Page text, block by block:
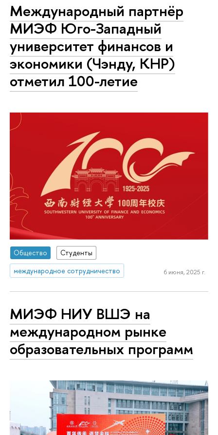
Международный партнёр
МИЭФ Юго-Западный
университет финансов и
экономики (Чэнду, КНР)
отметил 100-летие
Общество
Студенты
международное сотрудничество
6 июня, 2025 г.
МИЭФ НИУ ВШЭ на
международном рынке
образовательных программ